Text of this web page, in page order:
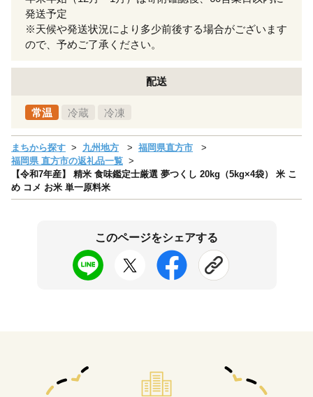
発送予定
※天候や発送状況により多少前後する場合がございます
ので、予めご了承ください。
配送
常温 冷蔵 冷凍
まちから探す 九州地方
福岡県直方市
福岡県 直方市の返礼品一覧
【令和7年産】 精米 食味鑑定士厳選 夢つくし 20kg（5kg×4袋） 米 こ
め コメ お米 単一原料米
このページをシェアする